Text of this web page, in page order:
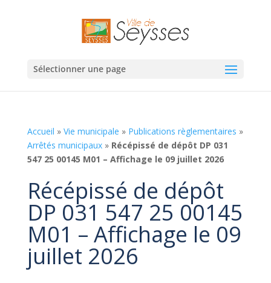
Sélectionner une page
Accueil » Vie municipale » Publications règlementaires »
Arrêtés municipaux» Récépissé de dépôt DP 031
547 25 00145 M01 – Affichage le 09 juillet 2026
Récépissé de dépôt
DP 031 547 25 00145
M01 – Affichage le 09
juillet 2026